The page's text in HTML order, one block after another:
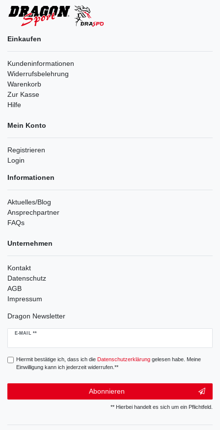
Einkaufen
Kundeninformationen
Widerrufsbelehrung
Warenkorb
Zur Kasse
Hilfe
Mein Konto
Registrieren
Login
Informationen
Aktuelles/Blog
Ansprechpartner
FAQs
Unternehmen
Kontakt
Datenschutz
AGB
Impressum
Dragon Newsletter
E-MAIL **
Newsletter
Hiermit bestätige ich, dass ich die Daten­schutz­erklärunggelesen habe. Meine
Einwilligung kann ich jederzeit widerrufen.**
Abonnieren
** Hierbei handelt es sich um ein Pflichtfeld.